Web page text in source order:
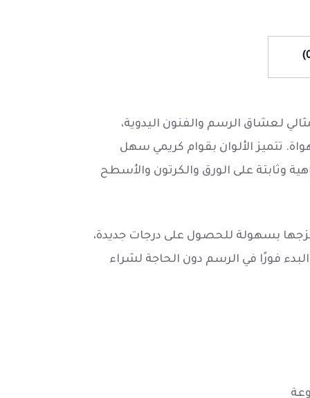
لعشاق الرسم والفنون اليدوية،
تتميز الألوان بقوام كريمي سهل
وثابتة على الورق والكرتون والأسطح
غنيًا يمكن مزجها بسهولة للحصول على درجات جديدة،
فورًا في الرسم دون الحاجة لشراء